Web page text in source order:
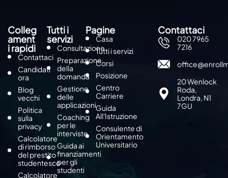
Colleg
ament
i rapidi
Contattaci
Candidati
ora
Blog
vecchi
Politica
sulla
privacy
Calcolatore
di rimborso
del prestito
studentesco
Calcolatore
Tutti i
servizi
Consultazione
Preparazione
della
domanda
Gestione
delle
applicazioni
Coaching
per le
interviste
Guida ai
finanziamenti
per gli
studenti
Pagine
Casa
Tutti i servizi
Corsi
Posizione
Centro
Carriere
Guida
All'Istruzione
Consulente di
Orientamento
Universitario
Contattaci
020 7965
7216
20 Wenlock
Roda,
Londra, N1
7GU